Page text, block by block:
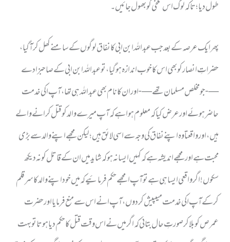
طول دیا ؛ تاکہ لوگ اس تلخی کو بھول جائیں ۔
پھر ایک عرصہ کے بعد جب عبد اللہ ابن ابی کا نفاق لوگوں کے سامنے کھل کر آگیا ،
حضراتِ انصار کو بھی اس کا خوب اندازہ ہوگیا ، تو عبد اللہ ابن ابی کے صاحبزادے
—-جو مخلص مسلمان تھے —- اوران کا نام بھی عبد اللہ ہی تھا ، آپ ا کی خدمت
حاضر ہوئے اور عرض کیا کہ معلوم ہوا ہے کہ آپ میرے والد کو قتل کرانے والے
ہیں ، اور واقعتا وہ اپنے نفاق کی وجہ سے اسی لائق ہیں ؛ لیکن مجھے اپنے والد سے بڑی
محبت ہے اورمجھے اندیشہ ہے کہ کہیں ایسا نہ ہو کہ شاید میں ان کے قاتل کو نہ دیکھ
سکوں ! اگر واقعی ایسا ہی ہے تو آپ ا مجھے حکم فرمائیے کہ میں خود اپنے والد کا سر قلم
کر کے آپ ا کی خدمت میںپیش کردوں ، آپ ا نے اس سے منع فرمایا اور حضرت
عمرص کو بلا کر صورتِ حال بتائی کہ اگر میں نے اس وقت قتل کا حکم دیا ہوتا تو بہت